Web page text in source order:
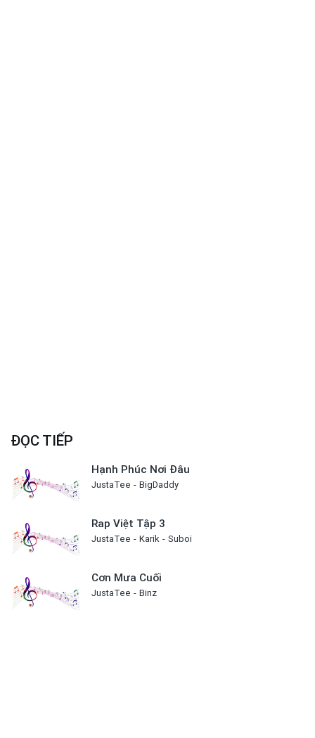
ĐỌC TIẾP
Hạnh Phúc Nơi Đâu
JustaTee BigDaddy
Rap Việt Tập 3
JustaTee Karik Suboi
Cơn Mưa Cuối
JustaTee Binz